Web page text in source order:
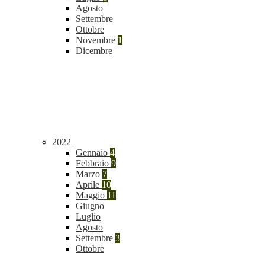
Agosto
Settembre
Ottobre
Novembre 1
Dicembre
2022
Gennaio 4
Febbraio 9
Marzo 7
Aprile 10
Maggio 11
Giugno
Luglio
Agosto
Settembre 3
Ottobre